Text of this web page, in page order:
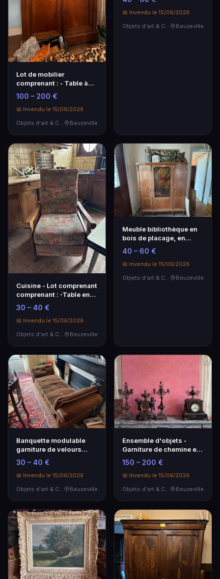
Lot de mobilier
comprenant : - Table à
manger en bois massif…
100 – 200 €
📅 Invendu le 15/06/2026
Objets d'art & Curiosités
Beuzeville
bo…
📅 Invendu le 15/06/2026
Objets d'art & Curiosités
Beuzeville
Cuisine - Lot comprenant
comprenant : -Table en
formica -2 c…
30 – 40 €
📅 Invendu le 15/06/2026
Objets d'art & Curiosités
Beuzeville
Meuble bibliothèque en
bois de placage, en
partie marqueté, …
40 – 60 €
📅 Invendu le 15/06/2026
Beuzeville
Banquette modulable
garniture de velours
marron
30 – 40 €
📅 Invendu le 15/06/2026
Beuzeville
Ensemble d'objets -
Garniture de chemine en
régule comprenant…
150 – 200 €
📅 Invendu le 15/06/2026
Beuzeville